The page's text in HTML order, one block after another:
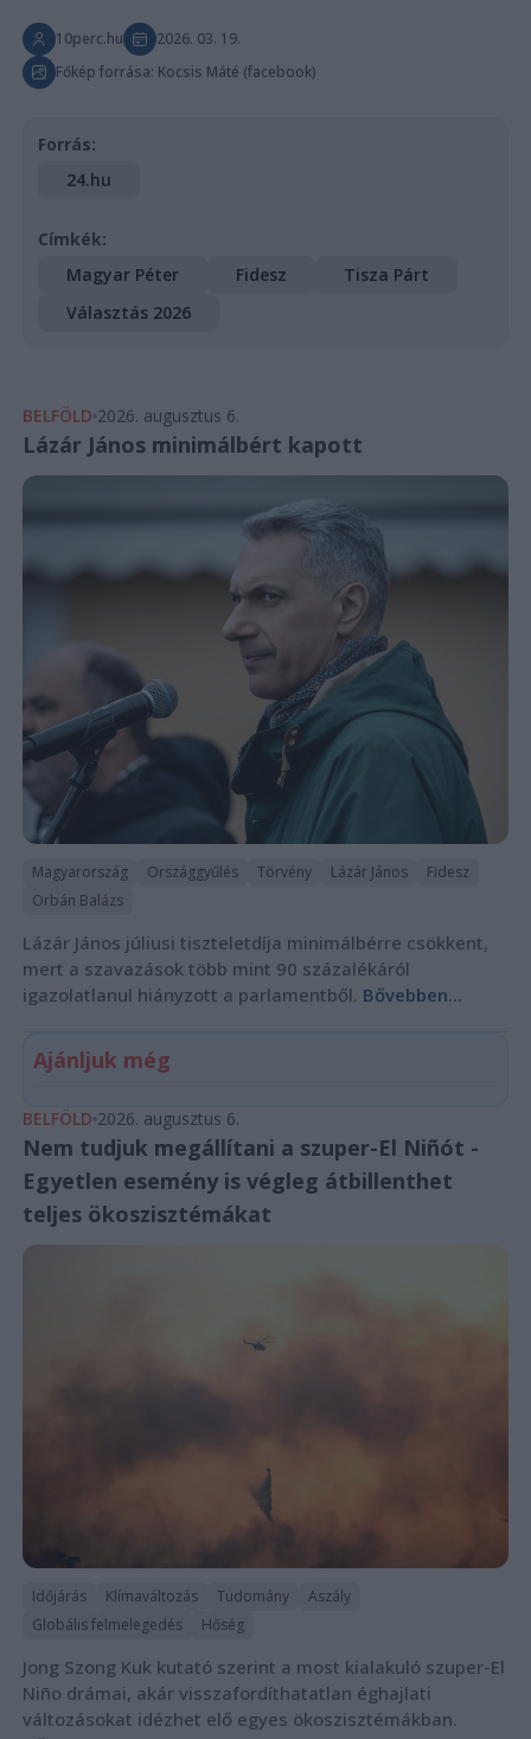
10perc.hu
2026. 03. 19.
Főkép forrása: Kocsis Máté (facebook)
Forrás:
24.hu
Címkék:
Magyar Péter
Fidesz
Tisza Párt
Választás 2026
BELFÖLD 2026. augusztus 6.
Lázár János minimálbért kapott
Magyarország Országgyűlés Törvény Lázár János
Fidesz
Orbán Balázs
Lázár János júliusi tiszteletdíja minimálbérre csökkent,
mert a szavazások több mint 90 százalékáról
igazolatlanul hiányzott a parlamentből. Bővebben...
Ajánljuk még
BELFÖLD 2026. augusztus 6.
Nem tudjuk megállítani a szuper-El Niñót -
Egyetlen esemény is végleg átbillenthet
teljes ökoszisztémákat
Időjárás Klímaváltozás Tudomány
Aszály
Globális felmelegedés
Hőség
Jong Szong Kuk kutató szerint a most kialakuló szuper-El
Niño drámai, akár visszafordíthatatlan éghajlati
változásokat idézhet elő egyes ökoszisztémákban.